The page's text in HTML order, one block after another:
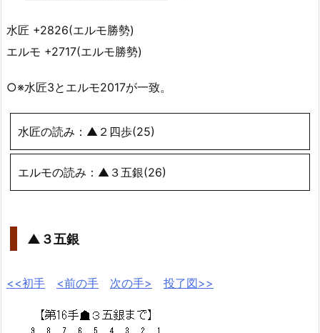
水匠 +2826(エルモ勝勢)
エルモ +2717(エルモ勝勢)
○※水匠3とエルモ2017が一致。
水匠の読み：▲２四歩(25)
エルモの読み：▲３五銀(26)
▲３五銀
<<初手 <前の手 次の手> 投了図>>